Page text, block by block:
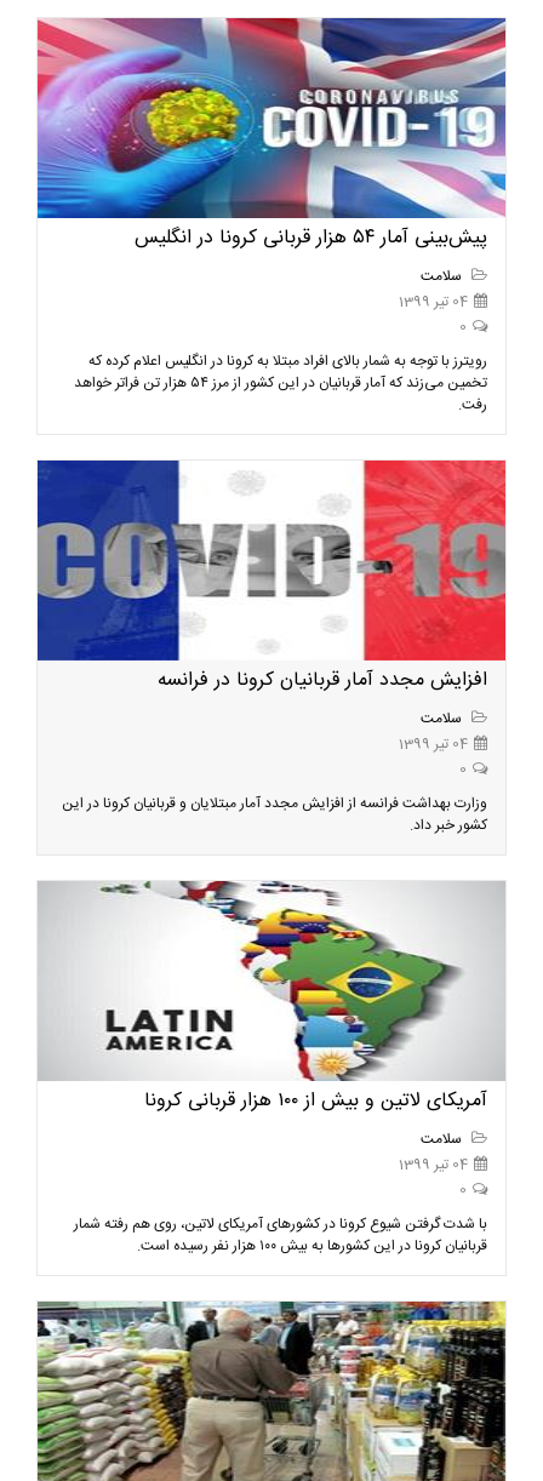
پیش‌بینی آمار ۵۴ هزار قربانی کرونا در انگلیس
سلامت
04 تیر 1399
0
رویترز با توجه به شمار بالای افراد مبتلا به کرونا در انگلیس اعلام کرده که
تخمین می‌زند که آمار قربانیان در این کشور از مرز ۵۴ هزار تن فراتر خواهد
رفت.
افزایش مجدد آمار قربانیان کرونا در فرانسه
سلامت
04 تیر 1399
0
وزارت بهداشت فرانسه از افزایش مجدد آمار مبتلایان و قربانیان کرونا در این
کشور خبر داد.
آمریکای لاتین و بیش از ۱۰۰ هزار قربانی کرونا
سلامت
04 تیر 1399
0
با شدت گرفتن شیوع کرونا در کشورهای آمریکای لاتین، روی هم رفته شمار
قربانیان کرونا در این کشورها به بیش ۱۰۰ هزار نفر رسیده است.